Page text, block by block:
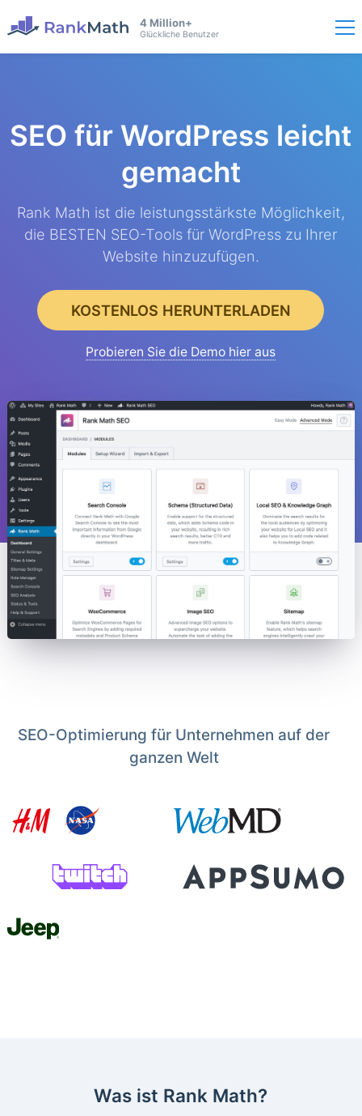
4 Million+
Glückliche Benutzer
SEO für WordPress leicht
gemacht
Rank Math ist die leistungsstärkste Möglichkeit,
die BESTEN SEO-Tools für WordPress zu Ihrer
Website hinzuzufügen.
KOSTENLOS HERUNTERLADEN
Probieren Sie die Demo hier aus
SEO-Optimierung für Unternehmen auf der
ganzen Welt
Was ist Rank Math?